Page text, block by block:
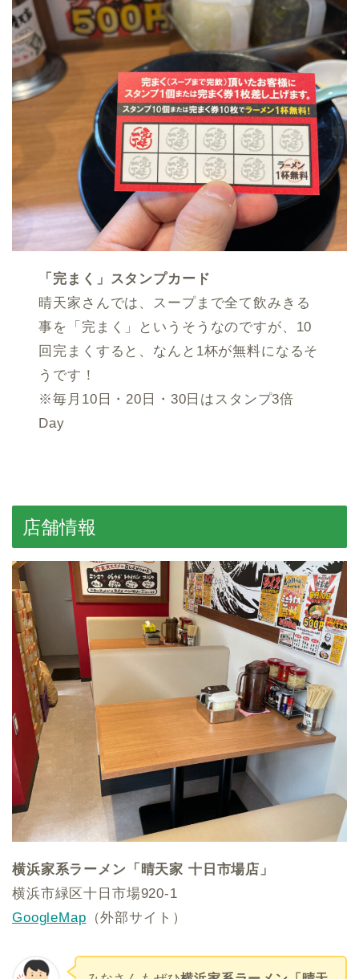
「完まく」スタンプカード
晴天家さんでは、スープまで全て飲みきる
事を「完まく」というそうなのですが、10
回完まくすると、なんと1杯が無料になるそ
うです！
※毎月10日・20日・30日はスタンプ3倍
Day
店舗情報
横浜家系ラーメン「晴天家 十日市場店」
横浜市緑区十日市場920-1
GoogleMap （外部サイト）